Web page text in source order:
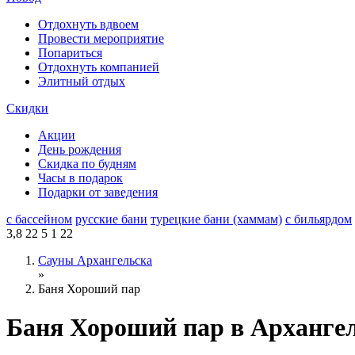
Отдохнуть вдвоем
Провести мероприятие
Попариться
Отдохнуть компанией
Элитный отдых
Скидки
Акции
День рождения
Скидка по будням
Часы в подарок
Подарки от заведения
с бассейном русские бани турецкие бани (хаммам) с бильярдом
3,8 22 5 1 22
Сауны Архангельска
»
Баня Хороший пар
Баня Хороший пар в